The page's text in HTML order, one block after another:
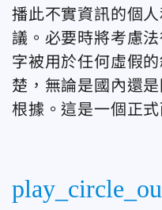
播此不實資訊的個
議。必要時將考慮
字被用於任何虛假
楚，無論是國內還
根據。這是一個正